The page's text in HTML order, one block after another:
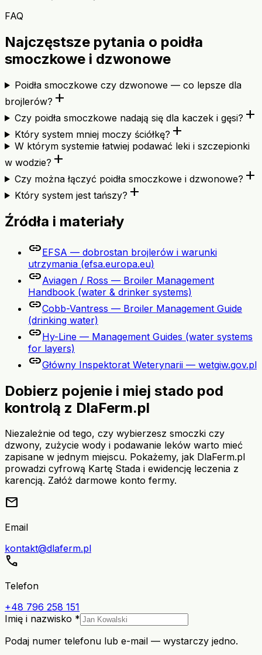
FAQ
Najczęstsze pytania o poidła
smoczkowe i dzwonowe
Poidła smoczkowe czy dzwonowe — co lepsze dla
brojlerów? add
Czy poidła smoczkowe nadają się dla kaczek i gęsi? add
Który system mniej moczy ściółkę? add
W którym systemie łatwiej podawać leki i szczepionki
w wodzie? add
Czy można łączyć poidła smoczkowe i dzwonowe? add
Który system jest tańszy? add
Źródła i materiały
linkEFSA — dobrostan brojlerów i warunki
utrzymania (efsa.europa.eu)
linkAviagen / Ross — Broiler Management
Handbook (water & drinker systems)
linkCobb-Vantress — Broiler Management Guide
(drinking water)
linkHy-Line — Management Guides (water systems
for layers)
linkGłówny Inspektorat Weterynarii — wetgiw.gov.pl
Dobierz pojenie i miej stado pod
kontrolą z DlaFerm.pl
Niezależnie od tego, czy wybierzesz smoczki czy
dzwony, zużycie wody i podawanie leków warto mieć
zapisane w jednym miejscu. Pokażemy, jak DlaFerm.pl
prowadzi cyfrową Kartę Stada i ewidencję leczenia z
karencją. Załóż darmowe konto fermy.
mail
Email
kontakt@dlaferm.pl
call
Telefon
+48 796 258 151
Imię i nazwisko *
Podaj numer telefonu lub e-mail — wystarczy jedno.